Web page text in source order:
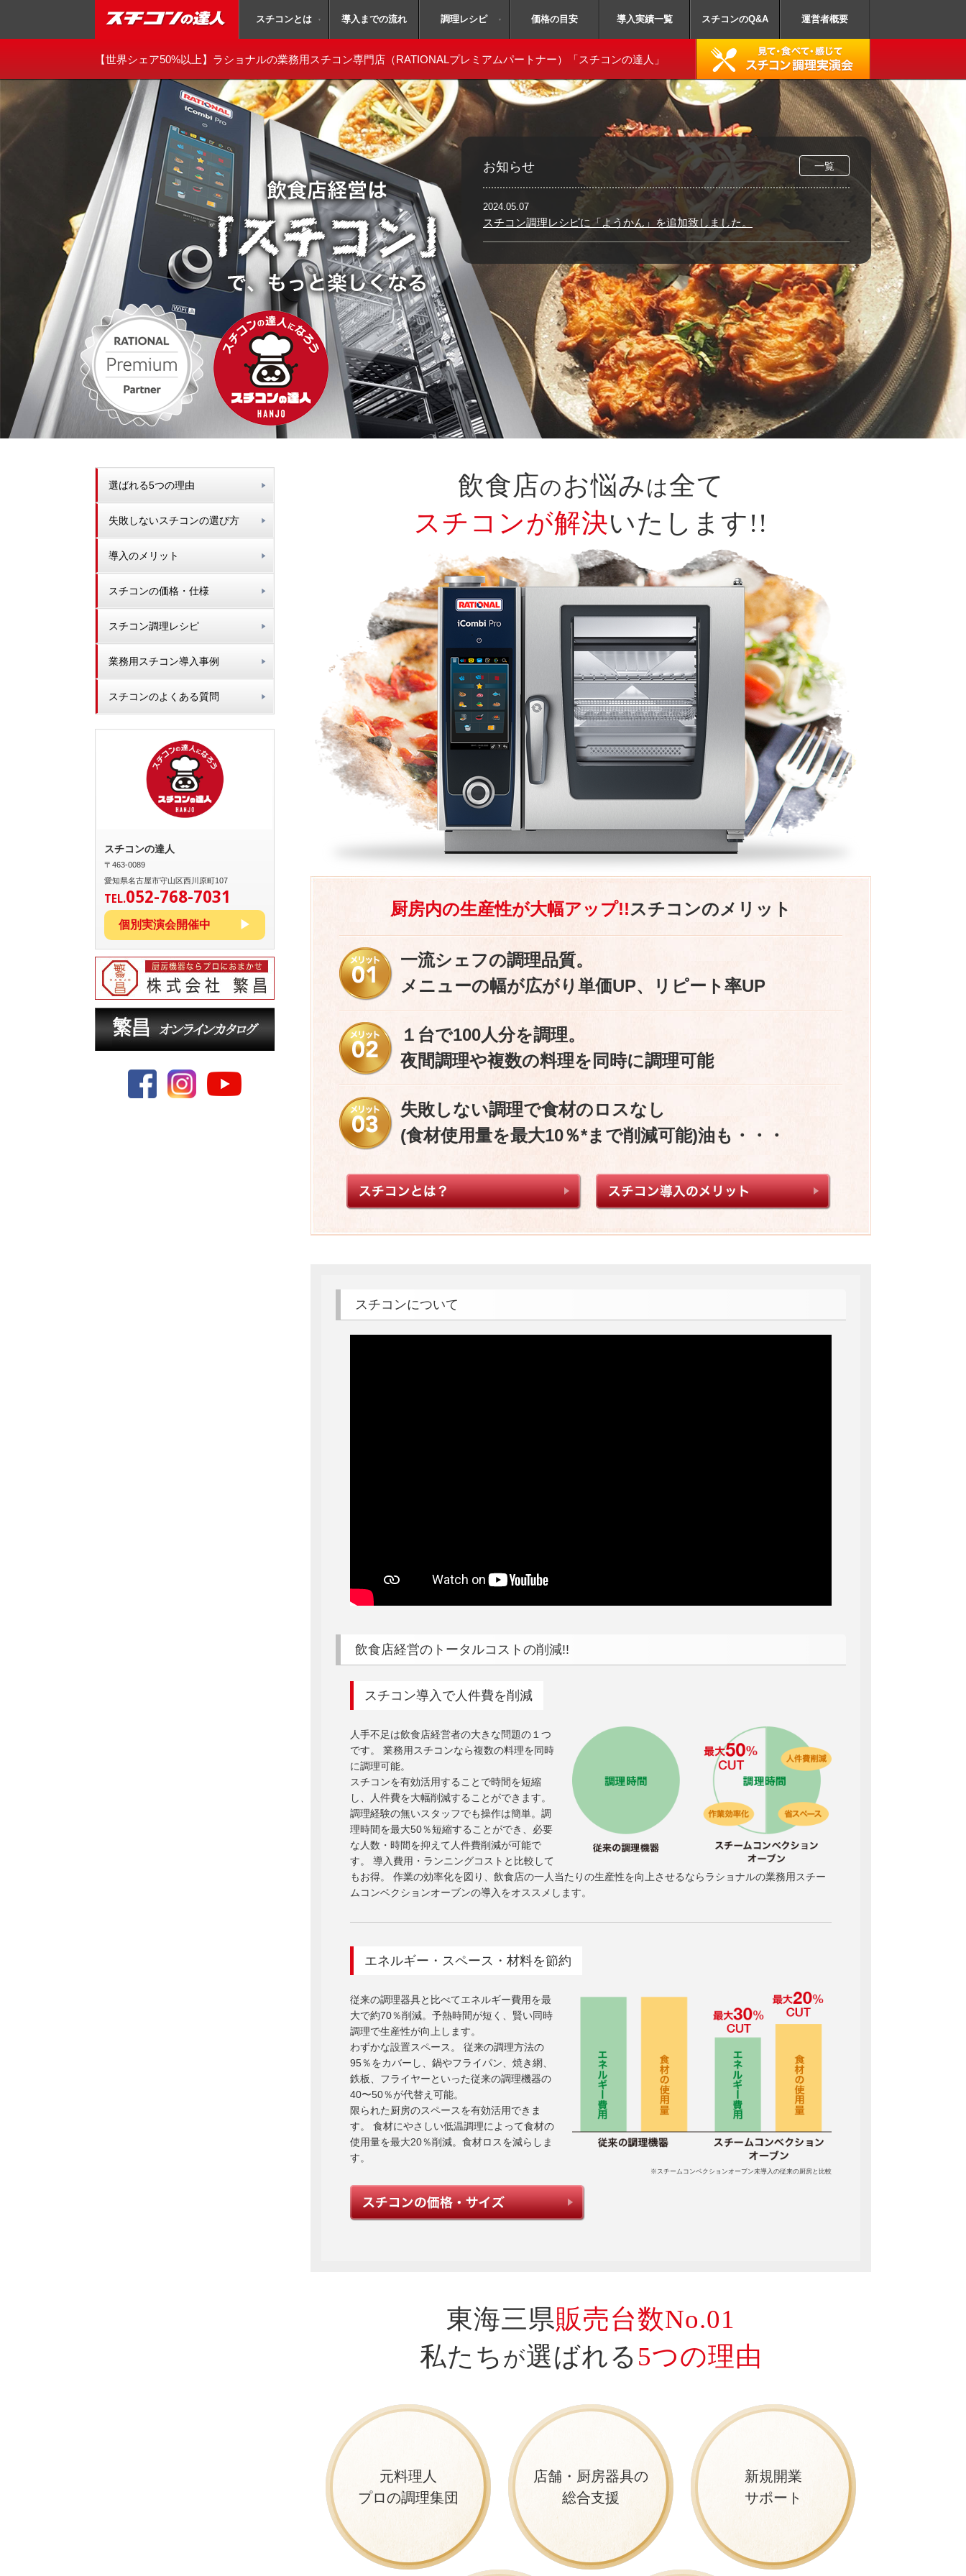
スチコンとは ▼ 導入までの流れ 調理レシピ ▼ 価格の目安 導入実績一覧 スチコンのQ&A 運営者概要
【世界シェア50%以上】 ラショナルの業務用スチコン専門店 （RATIONALプレミアムパートナー）「スチコンの達人」
お知らせ
2024.05.07
スチコン調理レシピに「ようかん」を追加致しました。
一覧
飲食店のお悩みは全て
スチコンが解決いたします!!
厨房内の生産性が大幅アップ!!スチコンのメリット
一流シェフの調理品質。
メニューの幅が広がり単価UP、リピート率UP
１台で100人分を調理。
夜間調理や複数の料理を同時に調理可能
失敗しない調理で食材のロスなし
(食材使用量を最大10％*まで削減可能)油も・・・
スチコンについて
飲食店経営のトータルコストの削減!!
スチコン導入で人件費を削減
人手不足は飲食店経営者の大きな問題の１つ
です。 業務用スチコンなら複数の料理を同時
に調理可能。
スチコンを有効活用することで時間を短縮
し、人件費を大幅削減することができます。
調理経験の無いスタッフでも操作は簡単。調
理時間を最大50％短縮することができ、必要
な人数・時間を抑えて人件費削減が可能で
す。 導入費用・ランニングコストと比較して
もお得。 作業の効率化を図り、飲食店の一人当たりの生産性を向上させるならラショナルの業務用スチー
ムコンベクションオーブンの導入をオススメします。
エネルギー・スペース・材料を節約
従来の調理器具と比べてエネルギー費用を最
大で約70％削減。予熱時間が短く、賢い同時
調理で生産性が向上します。
わずかな設置スペース。 従来の調理方法の
95％をカバーし、鍋やフライパン、焼き網、
鉄板、フライヤーといった従来の調理機器の
40〜50％が代替え可能。
限られた厨房のスペースを有効活用できま
す。 食材にやさしい低温調理によって食材の
使用量を最大20％削減。食材ロスを減らしま
す。
※スチームコンベクションオーブン未導入の従来の厨房と比較
東海三県販売台数No.01
私たち が選ばれる 5つの理由
元料理人
プロの調理集団
店舗・厨房器具の
総合支援
新規開業
サポート
選ばれる5つの理由
失敗しないスチコンの選び方
導入のメリット
スチコンの価格・仕様
スチコン調理レシピ
業務用スチコン導入事例
スチコンのよくある質問
スチコンの達人
〒463-0089
愛知県名古屋市守山区西川原町107
TEL.052-768-7031
個別実演会開催中
毎月開催 無料体験会予約はコチラ！